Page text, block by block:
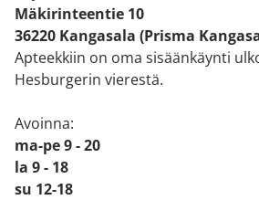
Mäkirinteentie 10
36220 Kangasala (Prisma
Apteekkiin on oma sisäänkäynti
Hesburgerin vierestä.
Avoinna:
ma-pe 9 - 20
la 9 - 18
su 12-18